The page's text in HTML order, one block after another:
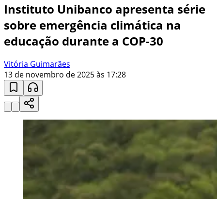
Instituto Unibanco apresenta série
sobre emergência climática na
educação durante a COP-30
Vitória Guimarães
13 de novembro de 2025 às 17:28